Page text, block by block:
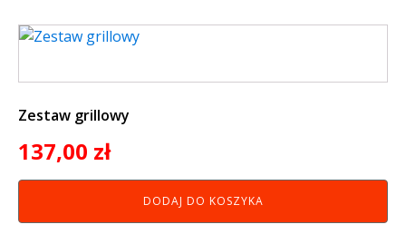
Zestaw grillowy
137,00 zł
DODAJ DO KOSZYKA